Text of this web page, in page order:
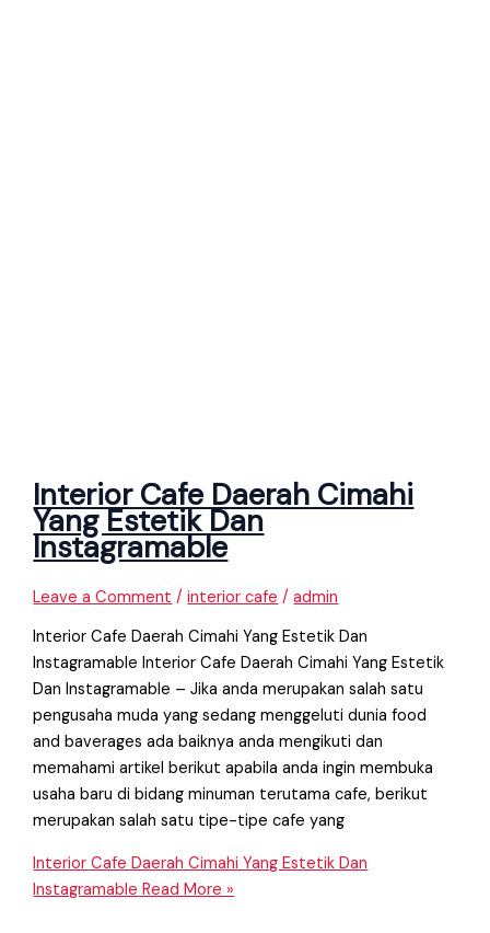
Interior Cafe Daerah Cimahi
Yang Estetik Dan
Instagramable
Leave a Comment /interior cafe /admin
Interior Cafe Daerah Cimahi Yang Estetik Dan
Instagramable Interior Cafe Daerah Cimahi Yang Estetik
Dan Instagramable – Jika anda merupakan salah satu
pengusaha muda yang sedang menggeluti dunia food
and baverages ada baiknya anda mengikuti dan
memahami artikel berikut apabila anda ingin membuka
usaha baru di bidang minuman terutama cafe, berikut
merupakan salah satu tipe-tipe cafe yang
Interior Cafe Daerah Cimahi Yang Estetik Dan
Instagramable Read More »